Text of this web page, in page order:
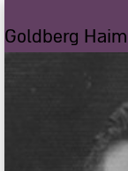
Goldberg Haim